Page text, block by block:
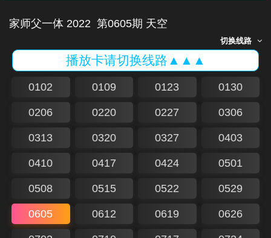
家师父一体 2022 第0605期 天空
切换线路
播放卡请切换线路▲▲▲
0102 0109 0123 0130
0206 0220 0227 0306
0313 0320 0327 0403
0410 0417 0424 0501
0508 0515 0522 0529
0605 0612 0619 0626